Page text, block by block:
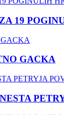
19
GACKA